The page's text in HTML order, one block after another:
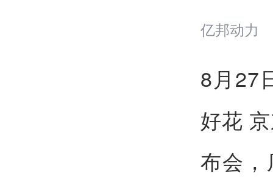
亿邦动力
8月27
好花
布会